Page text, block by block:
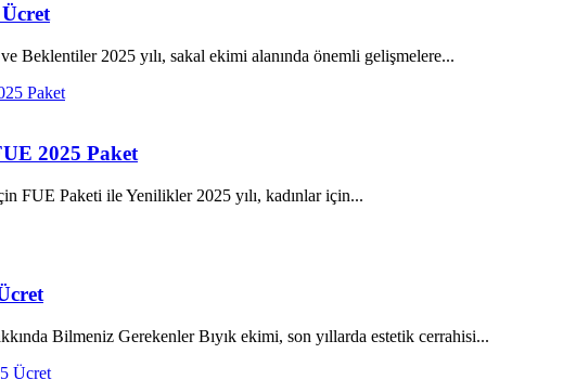
Beklentiler 2025 yılı, sakal ekimi alanında önemli gelişmelere...
2025 Paket
FUE Paketi ile Yenilikler 2025 yılı, kadınlar için...
Bilmeniz Gerekenler Bıyık ekimi, son yıllarda estetik cerrahisi...